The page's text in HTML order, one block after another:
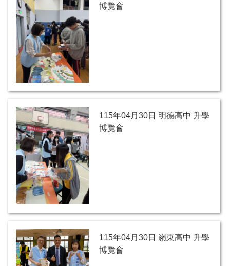
博覽會
115年04月30日 明德高中 升學
博覽會
115年04月30日 嶺東高中 升學
博覽會